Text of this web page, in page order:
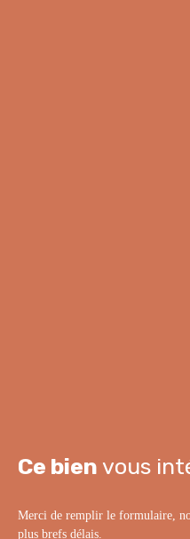
Ce bien vous
Merci de remplir le formulaire,
plus brefs délais.